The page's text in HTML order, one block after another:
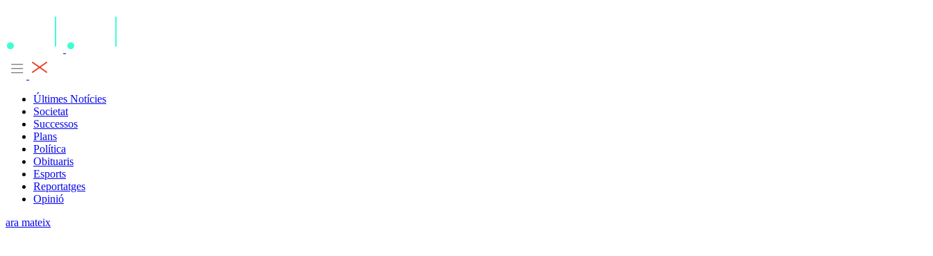
Últimes Notícies
Societat
Successos
Plans
Política
Obituaris
Esports
Reportatges
Opinió
ara mateix